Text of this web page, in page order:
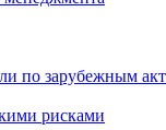
по зарубежным
рисками